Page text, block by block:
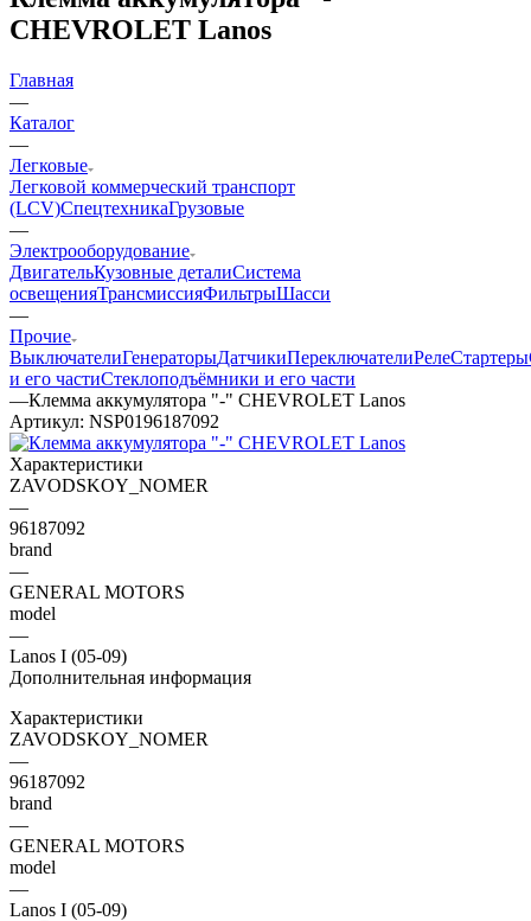
CHEVROLET Lanos
Главная
—
Каталог
—
Легковые
Легковой коммерческий транспорт
(LCV)СпецтехникаГрузовые
—
Электрооборудование
ДвигательКузовные деталиСистема
освещенияТрансмиссияФильтрыШасси
—
Прочие
ВыключателиГенераторыДатчикиПереключателиРелеСтартеры
и его частиСтеклоподъёмники и его части
—Клемма аккумулятора "-" CHEVROLET Lanos
Артикул: NSP0196187092
Характеристики
ZAVODSKOY_NOMER
—
96187092
brand
—
GENERAL MOTORS
model
—
Lanos I (05-09)
Дополнительная информация
Характеристики
ZAVODSKOY_NOMER
—
96187092
brand
—
GENERAL MOTORS
model
—
Lanos I (05-09)